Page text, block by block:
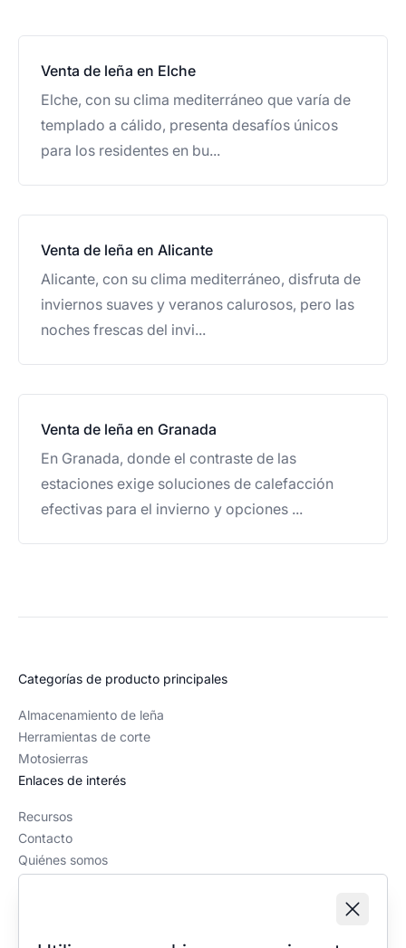
Venta de leña en Elche
Elche, con su clima mediterráneo que varía de
templado a cálido, presenta desafíos únicos
para los residentes en bu...
Venta de leña en Alicante
Alicante, con su clima mediterráneo, disfruta de
inviernos suaves y veranos calurosos, pero las
noches frescas del invi...
Venta de leña en Granada
En Granada, donde el contraste de las
estaciones exige soluciones de calefacción
efectivas para el invierno y opciones ...
Categorías de producto principales
Almacenamiento de leña
Herramientas de corte
Motosierras
Enlaces de interés
Recursos
Contacto
Quiénes somos
Política editorial